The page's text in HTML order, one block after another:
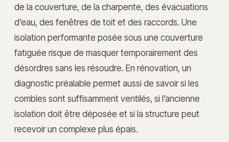
de la couverture, de la charpente, des évacuations
d’eau, des fenêtres de toit et des raccords. Une
isolation performante posée sous une couverture
fatiguée risque de masquer temporairement des
désordres sans les résoudre. En rénovation, un
diagnostic préalable permet aussi de savoir si les
combles sont suffisamment ventilés, si l’ancienne
isolation doit être déposée et si la structure peut
recevoir un complexe plus épais.